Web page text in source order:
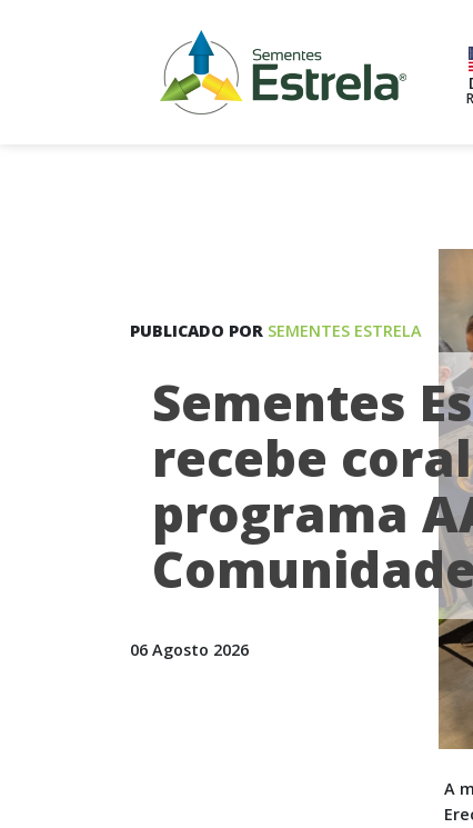
PUBLICADO POR SEMENTES ESTRELA
Sementes
recebe
programa
06 Agosto 2026
A